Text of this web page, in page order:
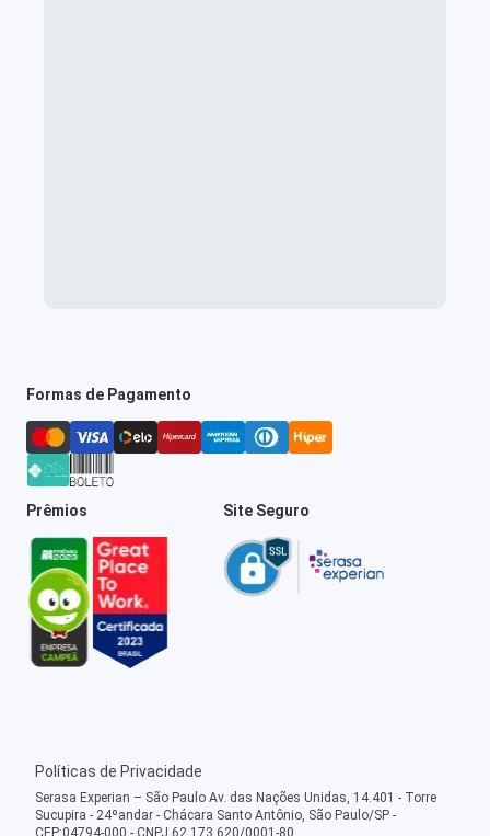
Formas de Pagamento
Prêmios Site Seguro
Políticas de Privacidade
Serasa Experian – São Paulo Av. das Nações Unidas, 14.401 - Torre
Sucupira - 24ºandar - Chácara Santo Antônio, São Paulo/SP -
CEP:04794-000 - CNPJ 62.173.620/0001-80